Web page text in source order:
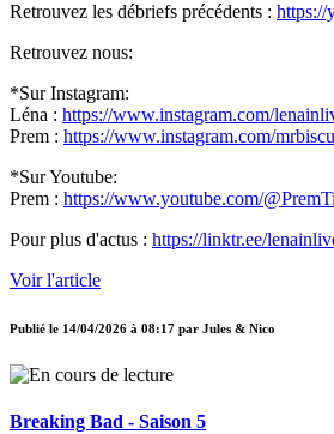
Retrouvez les débriefs précédents :
Retrouvez nous:
*Sur Instagram:
Léna : https://www.instagram.com/
Prem : https://www.instagram.com/
*Sur Youtube:
Prem : https://www.youtube.com/
Pour plus d'actus : https://linktr.ee/
Voir l'article
Publié le 14/04/2026 à 08:17 par Jules & Nico
Breaking Bad - Saison 5